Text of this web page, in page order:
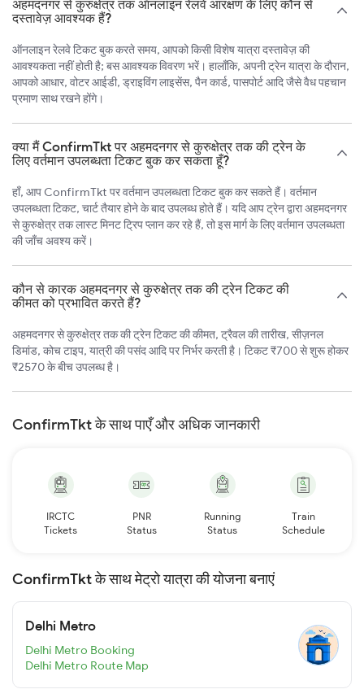
अहमदनगर से कुरुक्षेत्र तक ऑनलाइन रेलवे आरक्षण के लिए कौन से
दस्तावेज़ आवश्यक हैं?
ऑनलाइन रेलवे टिकट बुक करते समय, आपको किसी विशेष यात्रा दस्तावेज़ की
आवश्यकता नहीं होती है; बस आवश्यक विवरण भरें। हालाँकि, अपनी ट्रेन यात्रा के दौरान,
आपको आधार, वोटर आईडी, ड्राइविंग लाइसेंस, पैन कार्ड, पासपोर्ट आदि जैसे वैध पहचान
प्रमाण साथ रखने होंगे।
क्या मैं ConfirmTkt पर अहमदनगर से कुरुक्षेत्र तक की ट्रेन के
लिए वर्तमान उपलब्धता टिकट बुक कर सकता हूँ?
हाँ, आप ConfirmTkt पर वर्तमान उपलब्धता टिकट बुक कर सकते हैं। वर्तमान
उपलब्धता टिकट, चार्ट तैयार होने के बाद उपलब्ध होते हैं। यदि आप ट्रेन द्वारा अहमदनगर
से कुरुक्षेत्र तक लास्ट मिनट ट्रिप प्लान कर रहे हैं, तो इस मार्ग के लिए वर्तमान उपलब्धता
की जाँच अवश्य करें।
कौन से कारक अहमदनगर से कुरुक्षेत्र तक की ट्रेन टिकट की
कीमत को प्रभावित करते हैं?
अहमदनगर से कुरुक्षेत्र तक की ट्रेन टिकट की कीमत, ट्रैवल की तारीख, सीज़नल
डिमांड, कोच टाइप, यात्री की पसंद आदि पर निर्भर करती है। टिकट ₹700 से शुरू होकर
₹2570 के बीच उपलब्ध है।
ConfirmTkt के साथ पाएँ और अधिक जानकारी
IRCTC
Tickets
PNR
Status
Running
Status
Train
Schedule
ConfirmTkt के साथ मेट्रो यात्रा की योजना बनाएं
Delhi Metro
Delhi Metro Booking
Delhi Metro Route Map